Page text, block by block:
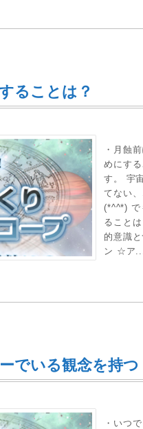
ることは？
・月蝕
めにす
す。 宇
てない
(*^^*) で
ること
的意識
ン ☆ア...
でいる観念を持つ
・いつ